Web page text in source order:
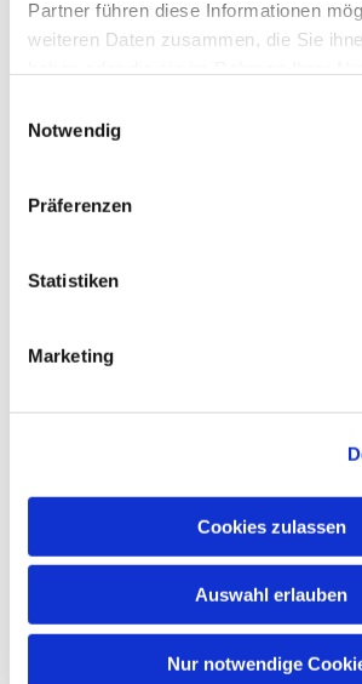
Partner führen diese Informationen
weiteren Daten zusammen, die Sie
Notwendig
Präferenzen
Statistiken
Marketing
Cookies zulassen
Auswahl erlauben
Nur notwendige